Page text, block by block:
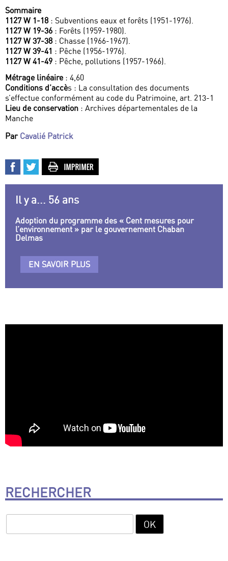
Sommaire
1127 W 1-18: Subventions eaux et forêts (1951-1976).
1127 W 19-36 : Forêts (1959-1980).
1127 W 37-38: Chasse (1966-1967).
1127 W 39-41 : Pêche (1956-1976).
1127 W 41-49 : Pêche, pollutions (1957-1966).
Métrage linéaire: 4,60
Conditions d’accès : La consultation des documents
s’effectue conformément au code du Patrimoine, art. 213-1
Lieu de conservation : Archives départementales de la
Manche
Par Cavalié Patrick
Il y a... 56 ans
Adoption du programme des « Cent mesures pour
l’environnement » par le gouvernement Chaban
Delmas
EN SAVOIR PLUS
RECHERCHER